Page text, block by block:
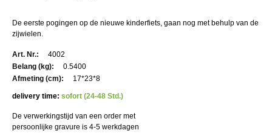
De eerste pogingen op de nieuwe kinderfiets, gaan nog met behulp van de
zijwielen.
Meer
informatie
4002
0.5400
17*23*8
delivery time: sofort (24-48 Std.)
De verwerkingstijd van een order met
persoonlijke gravure is 4-5 werkdagen